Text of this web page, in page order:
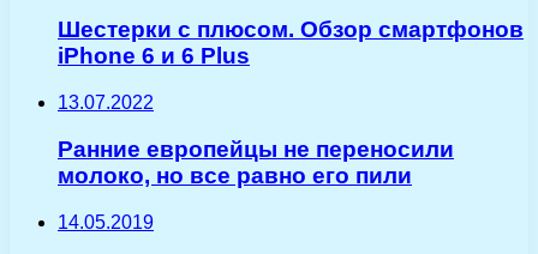
Шестерки с плюсом. Обзор смартфонов
iPhone 6 и 6 Plus
13.07.2022
Ранние европейцы не переносили
молоко, но все равно его пили
14.05.2019